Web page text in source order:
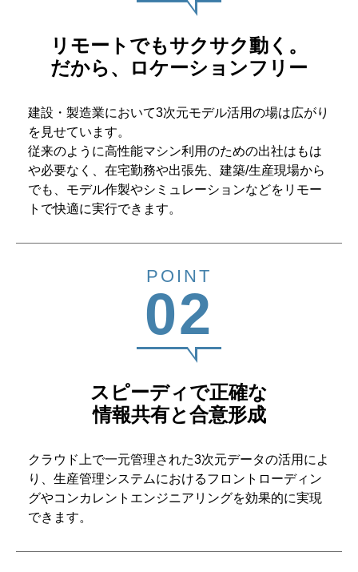
リモートでもサクサク動く。
だから、ロケーションフリー
建設・製造業において3次元モデル活用の場は広がり
を見せています。
従来のように高性能マシン利用のための出社はもは
や必要なく、在宅勤務や出張先、建築/生産現場から
でも、モデル作製やシミュレーションなどをリモー
トで快適に実行できます。
POINT
02
スピーディで正確な
情報共有と合意形成
クラウド上で一元管理された3次元データの活用によ
り、生産管理システムにおけるフロントローディン
グやコンカレントエンジニアリングを効果的に実現
できます。